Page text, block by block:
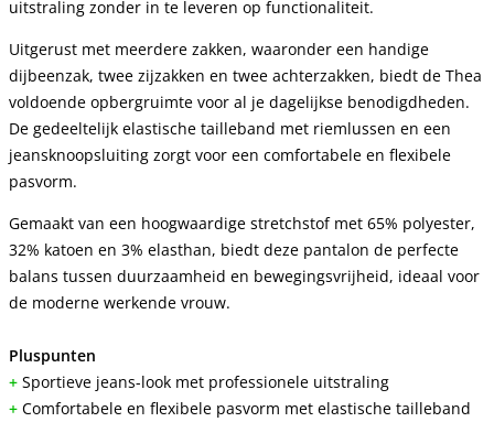
uitstraling zonder in te leveren op functionaliteit.
Uitgerust met meerdere zakken, waaronder een handige
dijbeenzak, twee zijzakken en twee achterzakken, biedt de Thea
voldoende opbergruimte voor al je dagelijkse benodigdheden.
De gedeeltelijk elastische tailleband met riemlussen en een
jeansknoopsluiting zorgt voor een comfortabele en flexibele
pasvorm.
Gemaakt van een hoogwaardige stretchstof met 65% polyester,
32% katoen en 3% elasthan, biedt deze pantalon de perfecte
balans tussen duurzaamheid en bewegingsvrijheid, ideaal voor
de moderne werkende vrouw.
Pluspunten
+ Sportieve jeans-look met professionele uitstraling
+ Comfortabele en flexibele pasvorm met elastische tailleband